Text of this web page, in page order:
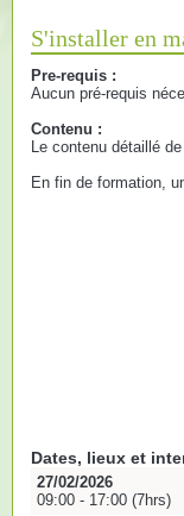
S'installer en
Pre-requis :
Aucun pré-requis
Contenu :
Le contenu détaillé
En fin de formation,
Dates, lieux et
27/02/2026
09:00 - 17:00 (7hrs)